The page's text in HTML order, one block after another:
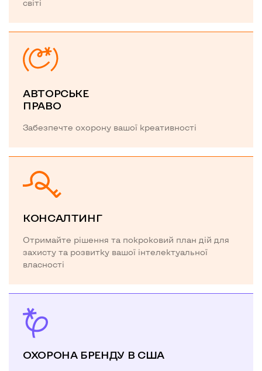
світі
АВТОРСЬКЕ
ПРАВО
Забезпечте охорону вашої креативності
КОНСАЛТИНГ
Отримайте рішення та покроковий план дій для
захисту та розвитку вашої інтелектуальної
власності
ОХОРОНА БРЕНДУ В США